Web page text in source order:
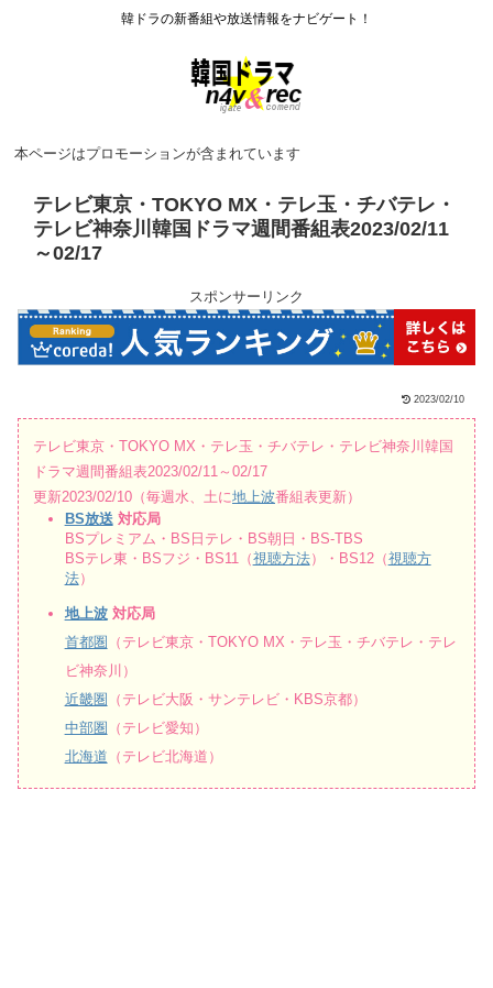
韓ドラの新番組や放送情報をナビゲート！
本ページはプロモーションが含まれています
テレビ東京・TOKYO MX・テレ玉・チバテレ・
テレビ神奈川韓国ドラマ週間番組表2023/02/11
～02/17
スポンサーリンク
2023/02/10
テレビ東京・TOKYO MX・テレ玉・チバテレ・テレビ神奈川韓国
ドラマ週間番組表2023/02/11～02/17
更新2023/02/10（毎週水、土に地上波番組表更新）
BS放送 対応局
BSプレミアム・BS日テレ・BS朝日・BS-TBS
BSテレ東・BSフジ・BS11（視聴方法）・BS12（視聴方
法）
地上波対応局
首都圏 （テレビ東京・TOKYO MX・テレ玉・チバテレ・テレ
ビ神奈川）
近畿圏 （テレビ大阪・サンテレビ・KBS京都）
中部圏 （テレビ愛知）
北海道 （テレビ北海道）